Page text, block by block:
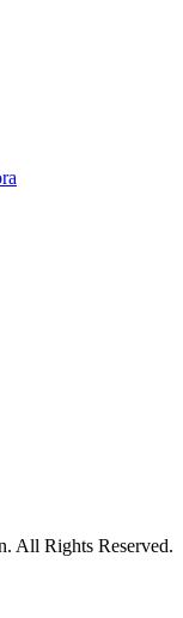
All Rights Reserved.